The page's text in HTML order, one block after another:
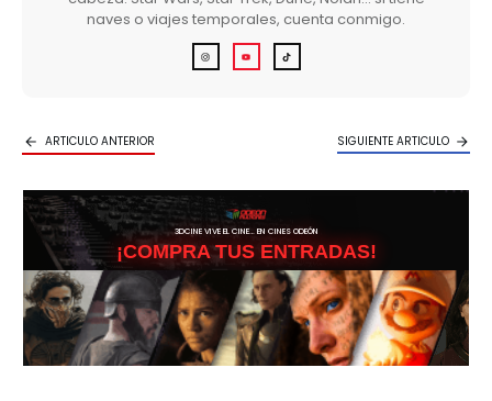
naves o viajes temporales, cuenta conmigo.
ARTICULO ANTERIOR SIGUIENTE ARTICULO
3DCINE VIVE EL CINE… EN CINES ODEÓN
¡COMPRA TUS ENTRADAS!